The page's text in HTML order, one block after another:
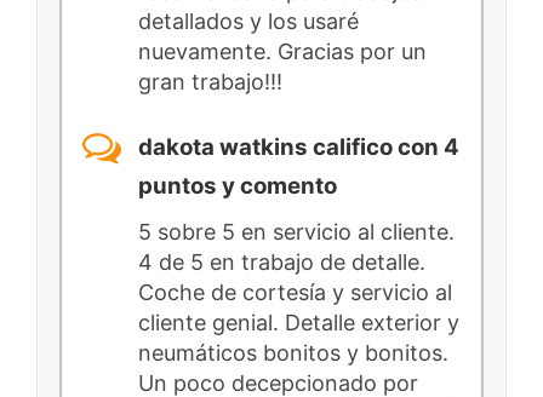
detallados y los usaré
nuevamente. Gracias por un
gran trabajo!!!
dakota watkins califico con 4
puntos y comento
5 sobre 5 en servicio al cliente.
4 de 5 en trabajo de detalle.
Coche de cortesía y servicio al
cliente genial. Detalle exterior y
neumáticos bonitos y bonitos.
Un poco decepcionado por